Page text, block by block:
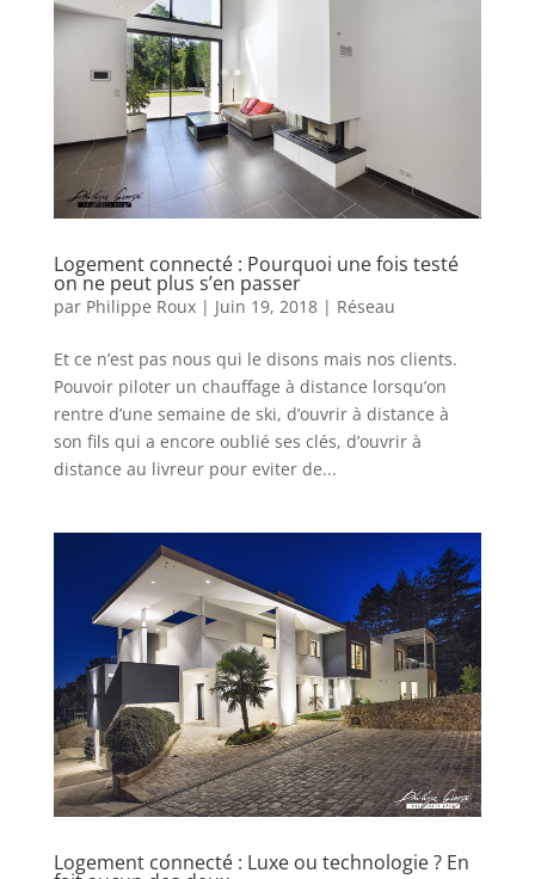
Logement connecté : Pourquoi une fois testé
on ne peut plus s’en passer
par Philippe Roux| Juin 19, 2018| Réseau
Et ce n’est pas nous qui le disons mais nos clients.
Pouvoir piloter un chauffage à distance lorsqu’on
rentre d’une semaine de ski, d’ouvrir à distance à
son fils qui a encore oublié ses clés, d’ouvrir à
distance au livreur pour eviter de...
Logement connecté : Luxe ou technologie ? En